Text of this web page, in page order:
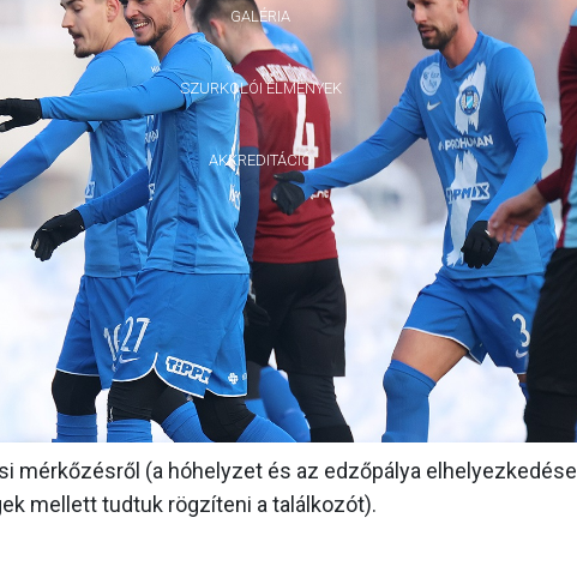
GALÉRIA
SZURKOLÓI ÉLMÉNYEK
AKKREDITÁCIÓ
mérkőzésről (a hóhelyzet és az edzőpálya elhelyezkedése
mellett tudtuk rögzíteni a találkozót).